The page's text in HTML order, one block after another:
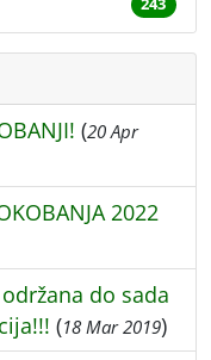
(20 Apr
2022
do sada
(18 Mar 2019)